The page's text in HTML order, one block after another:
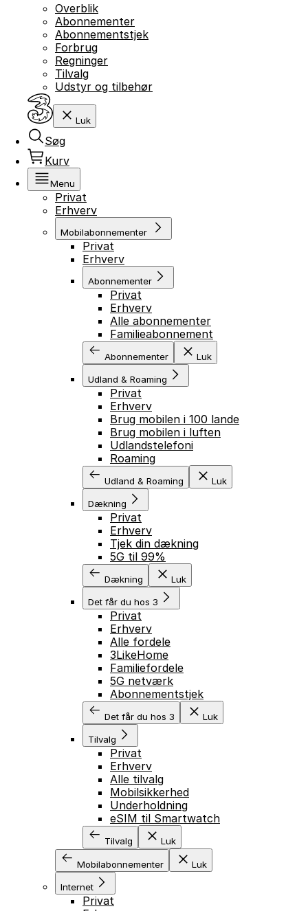
Overblik
Abonnementer
Abonnementstjek
Forbrug
Regninger
Tilvalg
Udstyr og tilbehør
Luk
Søg
Kurv
Menu
Privat
Erhverv
Mobilabonnementer
Privat
Erhverv
Abonnementer
Privat
Erhverv
Alle abonnementer
Familieabonnement
Abonnementer Luk
Udland & Roaming
Privat
Erhverv
Brug mobilen i 100 lande
Brug mobilen i luften
Udlandstelefoni
Roaming
Udland & Roaming Luk
Dækning
Privat
Erhverv
Tjek din dækning
5G til 99%
Dækning Luk
Det får du hos 3
Privat
Erhverv
Alle fordele
3LikeHome
Familiefordele
5G netværk
Abonnementstjek
Det får du hos 3 Luk
Tilvalg
Privat
Erhverv
Alle tilvalg
Mobilsikkerhed
Underholdning
eSIM til Smartwatch
Tilvalg Luk
Mobilabonnementer Luk
Internet
Privat